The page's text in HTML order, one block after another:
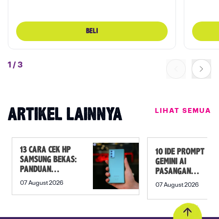
BELI
1 /3
ARTIKEL LAINNYA LIHAT SEMUA
13 CARA CEK HP
SAMSUNG BEKAS:
PANDUAN
SEBELUM
07 August 2026
10 IDE PROMPT
GEMINI AI
PASANGAN
PREWEDDING
07 August 2026